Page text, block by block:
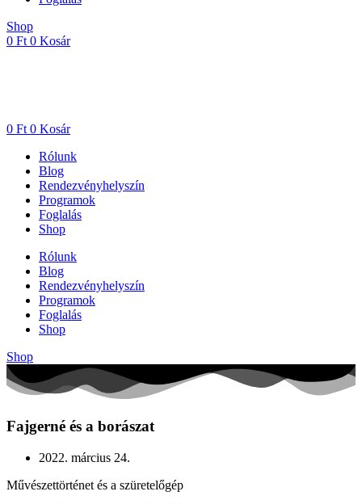
Shop
0 Ft 0 Kosár
0 Ft 0 Kosár
Rólunk
Blog
Rendezvényhelyszín
Programok
Foglalás
Shop
Rólunk
Blog
Rendezvényhelyszín
Programok
Foglalás
Shop
Shop
Fajgerné és a borászat
2022. március 24.
Művészettörténet és a szüretelőgép